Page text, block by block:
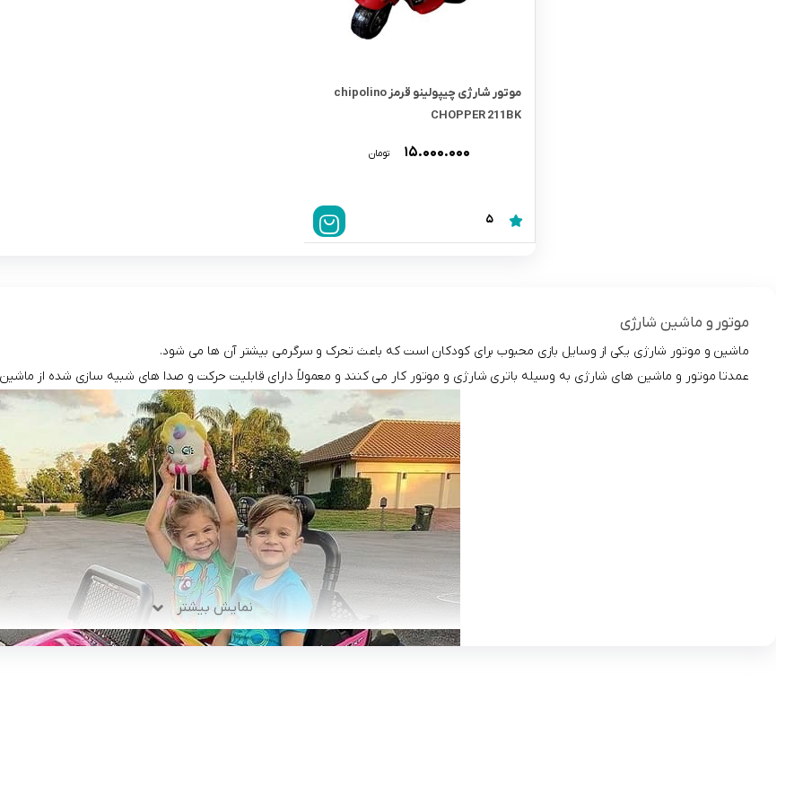
موتور شارژی چیپولینو قرمز chipolino
CHOPPER 211BK
۱۵.۰۰۰.۰۰۰ تومان
5
موتور و ماشین شارژی
ماشین و موتور شارژی یکی از وسایل بازی محبوب برای کودکان است که باعث تحرک و سرگرمی بیشتر آن ها می ‌شود.
عمدتا موتور و ماشین های شارژی به وسیله باتری شارژی و موتور کار می ‌کنند و معمولاً دارای قابلیت حرکت و صدا های شبیه سازی شده از
نمایش بیشتر